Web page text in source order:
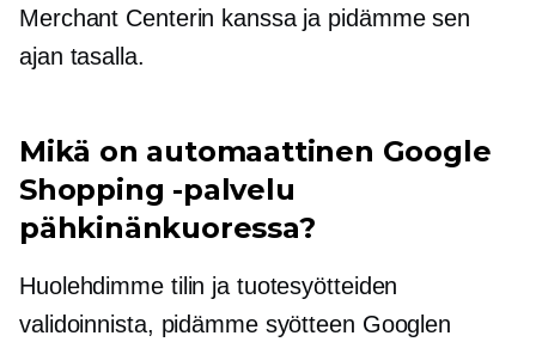
Merchant Centerin kanssa ja pidämme sen
ajan tasalla.
Mikä on automaattinen Google
Shopping -palvelu
pähkinänkuoressa?
Huolehdimme tilin ja tuotesyötteiden
validoinnista, pidämme syötteen Googlen